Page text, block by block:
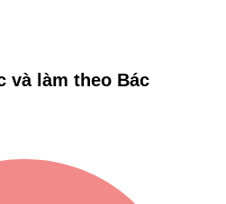
và làm theo Bác